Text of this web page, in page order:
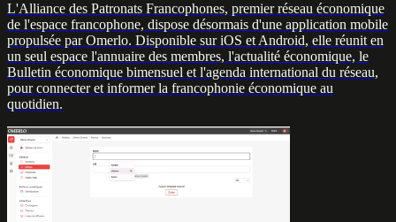
L'Alliance des Patronats Francophones, premier réseau économique
de l'espace francophone, dispose désormais d'une application mobile
propulsée par Omerlo. Disponible sur iOS et Android, elle réunit en
un seul espace l'annuaire des membres, l'actualité économique, le
Bulletin économique bimensuel et l'agenda international du réseau,
pour connecter et informer la francophonie économique au
quotidien.